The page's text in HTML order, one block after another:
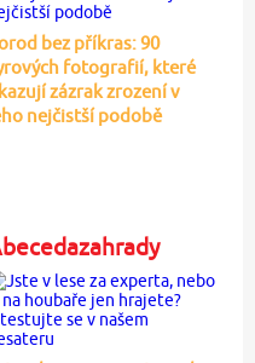
bez příkras: 90
fotografií, které
zázrak zrození v
nejčistší podobě